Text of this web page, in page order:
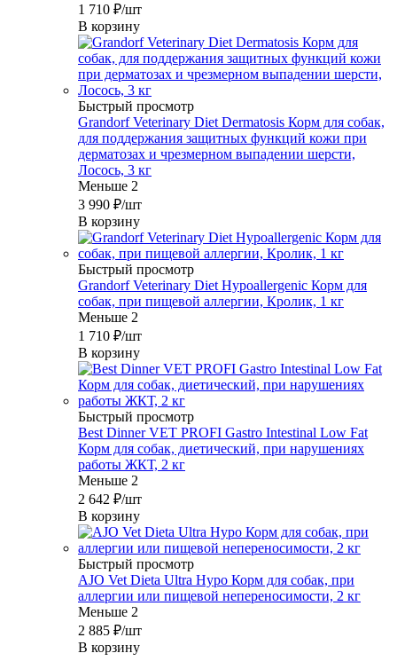
1 710 ₽/шт
В корзину
Быстрый просмотр
Grandorf Veterinary Diet Dermatosis Корм для собак,
для поддержания защитных функций кожи при
дерматозах и чрезмерном выпадении шерсти,
Лосось, 3 кг
Меньше 2
3 990 ₽/шт
В корзину
Быстрый просмотр
Grandorf Veterinary Diet Hypoallergenic Корм для
собак, при пищевой аллергии, Кролик, 1 кг
Меньше 2
1 710 ₽/шт
В корзину
Быстрый просмотр
Best Dinner VET PROFI Gastro Intestinal Low Fat
Корм для собак, диетический, при нарушениях
работы ЖКТ, 2 кг
Меньше 2
2 642 ₽/шт
В корзину
Быстрый просмотр
AJO Vet Dieta Ultra Hypo Корм для собак, при
аллергии или пищевой непереносимости, 2 кг
Меньше 2
2 885 ₽/шт
В корзину